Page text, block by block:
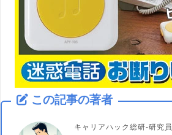
この記事の著者
キャリアハック総研-研究員